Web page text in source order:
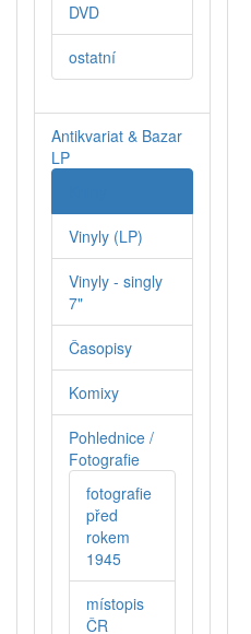
DVD
ostatní
Antikvariat & Bazar
LP
Vinyly (LP)
Vinyly - singly
7"
Časopisy
Komixy
Pohlednice /
Fotografie
fotografie
před
rokem
1945
místopis
ČR